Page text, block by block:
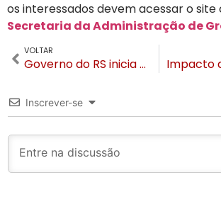
os interessados devem acessar o site
Secretaria da Administração de
VOLTAR
Governo do RS inicia obras para recuperar Rota do Sol. Investimento de R$ 134 milhões em 54 km é a primeira etapa
Inscrever-se